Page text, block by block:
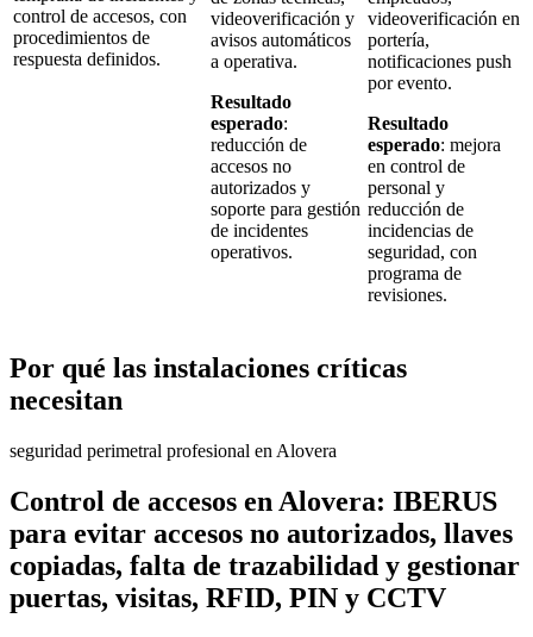
control de accesos, con
procedimientos de
respuesta definidos.
videoverificación y
avisos automáticos
a operativa.
Resultado
esperado:
reducción de
accesos no
autorizados y
soporte para gestión
de incidentes
operativos.
videoverificación en
portería,
notificaciones push
por evento.
Resultado
esperado: mejora
en control de
personal y
reducción de
incidencias de
seguridad, con
programa de
revisiones.
Por qué las instalaciones críticas
necesitan
seguridad perimetral profesional en Alovera
Control de accesos en Alovera: IBERUS
para evitar accesos no autorizados, llaves
copiadas, falta de trazabilidad y gestionar
puertas, visitas, RFID, PIN y CCTV